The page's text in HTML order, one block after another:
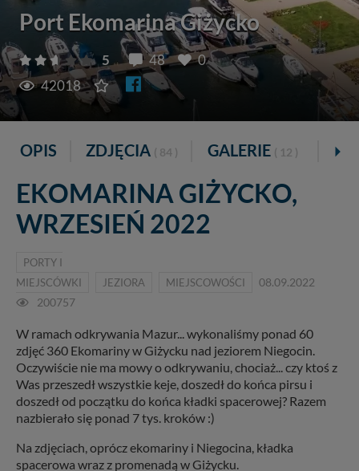
Port Ekomarina Giżycko
5 48
0
42018
OPIS ZDJĘCIA ( 84 ) GALERIE ( 12 )
EKOMARINA GIŻYCKO,
WRZESIEŃ 2022
PORTY I
MIEJSCÓWKI
JEZIORA MIEJSCOWOŚCI
08.09.2022
200757
W ramach odkrywania Mazur... wykonaliśmy ponad 60
zdjęć 360 Ekomariny w Giżycku nad jeziorem Niegocin.
Oczywiście nie ma mowy o odkrywaniu, chociaż... czy ktoś z
Was przeszedł wszystkie keje, doszedł do końca pirsu i
doszedł od początku do końca kładki spacerowej? Razem
nazbierało się ponad 7 tys. kroków :)
Na zdjęciach, oprócz ekomariny i Niegocina, kładka
spacerowa wraz z promenadą w Giżycku.